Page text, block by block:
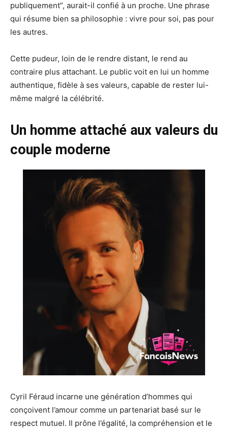
publiquement”, aurait-il confié à un proche. Une phrase
qui résume bien sa philosophie : vivre pour soi, pas pour
les autres.
Cette pudeur, loin de le rendre distant, le rend au
contraire plus attachant. Le public voit en lui un homme
authentique, fidèle à ses valeurs, capable de rester lui-
même malgré la célébrité.
Un homme attaché aux valeurs du
couple moderne
Cyril Féraud incarne une génération d’hommes qui
conçoivent l’amour comme un partenariat basé sur le
respect mutuel. Il prône l’égalité, la compréhension et le